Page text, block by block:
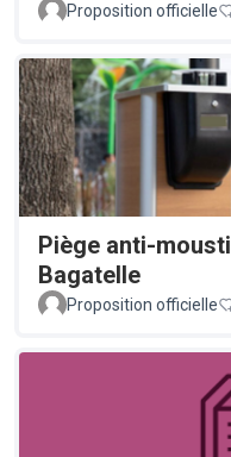
Proposition officielle
Piège anti-
Bagatelle
Proposition officielle